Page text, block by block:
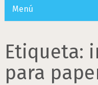
Menú
Etiqueta:
para